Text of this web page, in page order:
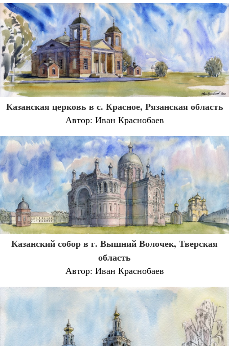
Казанская церковь в с. Красное, Рязанская область
Автор: Иван Краснобаев
Казанский собор в г. Вышний Волочек, Тверская
область
Автор: Иван Краснобаев